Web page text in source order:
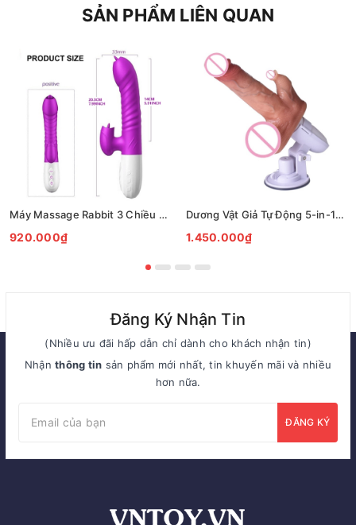
SẢN PHẨM LIÊN QUAN
Máy Massage Rabbit 3 Chiều Rung Thụt Liếm Đa Chế Độ Cao Cấp
920.000₫
Dương Vật Giả Tự Động 5-in-1 Rung Thụt Liếm Có Sưởi Ấm 42°C
1.450.000₫
Đăng Ký Nhận Tin
(Nhiều ưu đãi hấp dẫn chỉ dành cho khách nhận tin)
Nhậnthông tin sản phẩm mới nhất, tin khuyến mãi và nhiều
hơn nữa.
ĐĂNG KÝ